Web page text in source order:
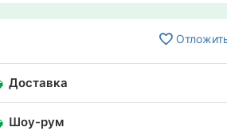
Доставка
Шоу-рум